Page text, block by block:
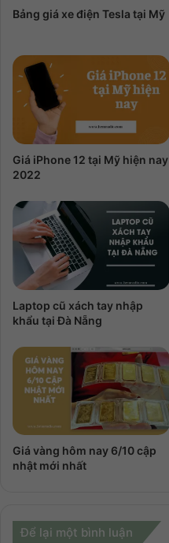
Bảng giá xe điện Tesla tại Mỹ
Giá iPhone 12 tại Mỹ hiện nay
2022
Laptop cũ xách tay nhập
khẩu tại Đà Nẵng
Giá vàng hôm nay 6/10 cập
nhật mới nhất
Để lại một bình luận